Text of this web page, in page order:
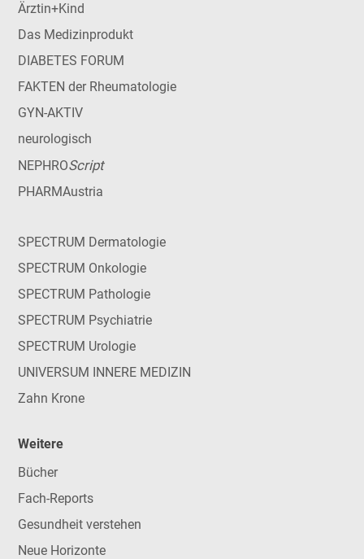
Ärztin+Kind
Das Medizinprodukt
DIABETES FORUM
FAKTEN der Rheumatologie
GYN-AKTIV
neurologisch
NEPHROScript
PHARMAustria
SPECTRUM Dermatologie
SPECTRUM Onkologie
SPECTRUM Pathologie
SPECTRUM Psychiatrie
SPECTRUM Urologie
UNIVERSUM INNERE MEDIZIN
Zahn Krone
Weitere
Bücher
Fach-Reports
Gesundheit verstehen
Neue Horizonte